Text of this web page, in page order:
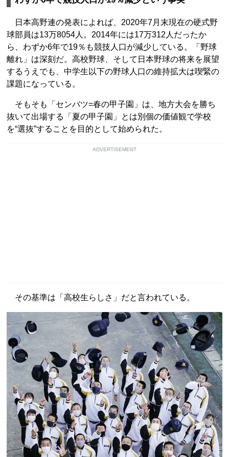
日本高野連の発表によれば、2020年7月末現在の硬式野
球部員は13万8054人。2014年には17万312人だったか
ら、わずか6年で19％も競技人口が減少している。「野球
離れ」は深刻だ。高校野球、そして日本野球の将来を展望
するうえでも、中学生以下の野球人口の維持拡大は喫緊の
課題になっている。
そもそも「センバツ=春の甲子園」は、地方大会を勝ち
抜いて出場する「夏の甲子園」とは別個の価値観で学校
を“選抜”することを目的として始められた。
ADVERTISEMENT
その基準は「高校生らしさ」だと言われている。